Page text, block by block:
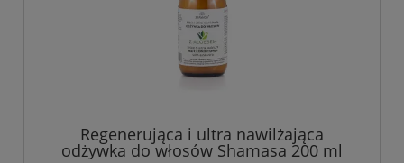
Regenerująca i ultra nawilżająca
odżywka do włosów Shamasa 200 ml